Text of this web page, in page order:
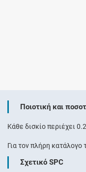
Ποιοτική και
Κάθε δισκίο περιέχει
Για τον πλήρη
Σχετικό SPC